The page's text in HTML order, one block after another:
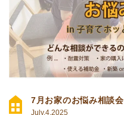
7月お家のお悩み相談会
July.4.2025